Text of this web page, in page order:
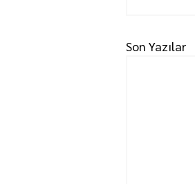
Son Yazılar